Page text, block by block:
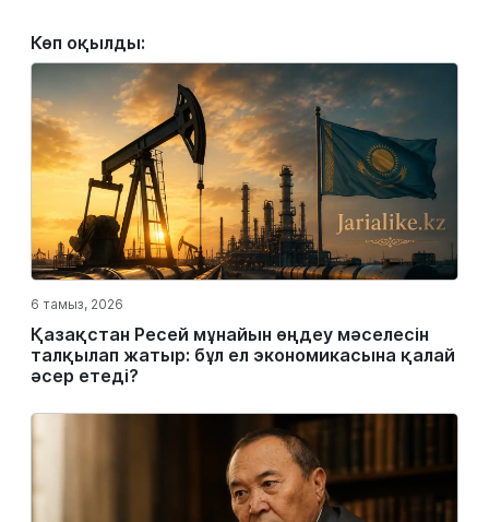
Көп оқылды:
6 тамыз, 2026
Қазақстан Ресей мұнайын өңдеу мәселесін
талқылап жатыр: бұл ел экономикасына қалай
әсер етеді?